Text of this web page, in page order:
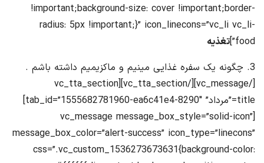
!important;background-size: cover !important;border-
radius: 5px !important;}” icon_linecons=”vc_li vc_li-
food”] تغذیه
3. چگونه یک سفره غذایی مینیم و ماکزیمیم داشته باشم .
[/vc_message][/vc_tta_section][vc_tta_section
title=”مرداد” tab_id=”1555682781960-ea6c41e4-8290″]
[vc_message message_box_style=”solid-icon”
message_box_color=”alert-success” icon_type=”linecons”
css=”.vc_custom_1536273673631{background-color: